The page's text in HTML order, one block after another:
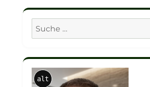
Suche
nach:
alt